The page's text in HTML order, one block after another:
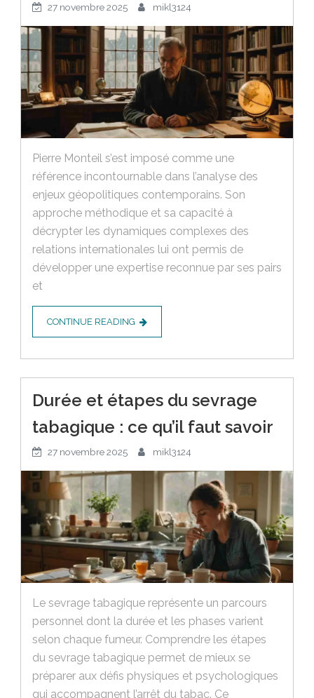
27 novembre 2025 mikl3124
Pierre Monteil s’est imposé comme une
référence incontournable dans l’analyse des
enjeux géopolitiques contemporains. Son
approche méthodique et sa capacité à
décrypter les dynamiques complexes des
relations internationales lui ont permis de
développer une expertise reconnue par ses pairs
et
CONTINUE READING
Durée et étapes du sevrage
tabagique : ce qu’il faut savoir
27 novembre 2025 mikl3124
Le sevrage tabagique représente un parcours
personnel dont la durée et les phases varient
selon chaque fumeur. Comprendre les étapes
du sevrage tabagique permet de mieux se
préparer aux défis physiques et psychologiques
qui accompagnent l’arrêt du tabac. Ce